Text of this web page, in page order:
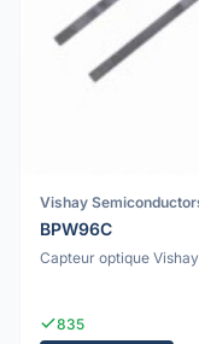
Vishay
BPW96C
Capteur optique
835